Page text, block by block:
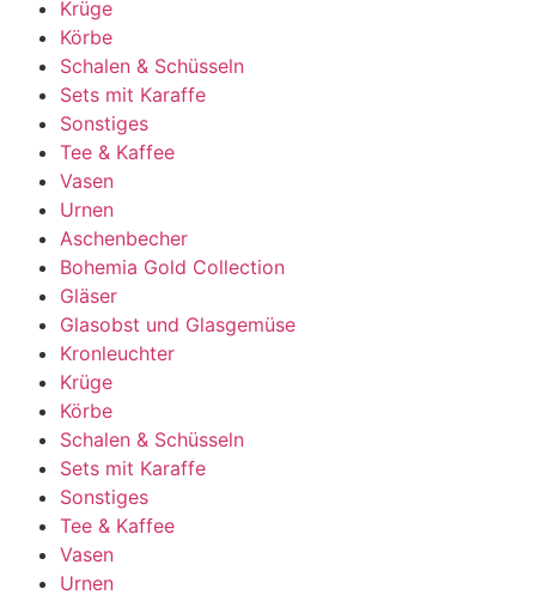
Krüge
Körbe
Schalen & Schüsseln
Sets mit Karaffe
Sonstiges
Tee & Kaffee
Vasen
Urnen
Aschenbecher
Bohemia Gold Collection
Gläser
Glasobst und Glasgemüse
Kronleuchter
Krüge
Körbe
Schalen & Schüsseln
Sets mit Karaffe
Sonstiges
Tee & Kaffee
Vasen
Urnen